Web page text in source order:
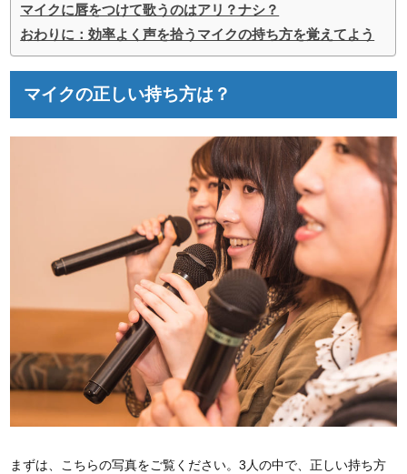
マイクに唇をつけて歌うのはアリ？ナシ？
おわりに：効率よく声を拾うマイクの持ち方を覚えてよう
マイクの正しい持ち方は？
まずは、こちらの写真をご覧ください。3人の中で、正しい持ち方